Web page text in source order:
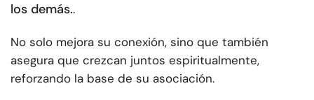
los demás..
No solo mejora su conexión, sino que también
asegura que crezcan juntos espiritualmente,
reforzando la base de su asociación.